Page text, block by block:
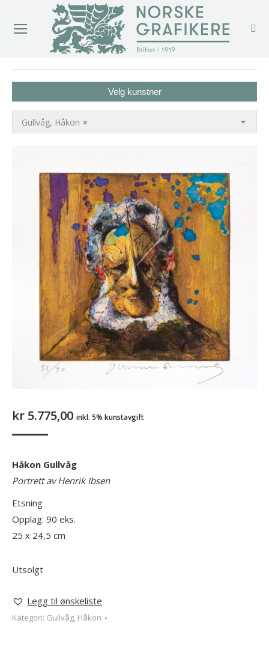
Velg kunstner
×
Gullvåg, Håkon
kr 5.775,00 inkl. 5% kunstavgift
Håkon Gullvåg
Portrett av Henrik Ibsen
Etsning
Opplag: 90 eks.
25 x 24,5 cm
Utsolgt
Legg til ønskeliste
Kategori: Gullvåg, Håkon